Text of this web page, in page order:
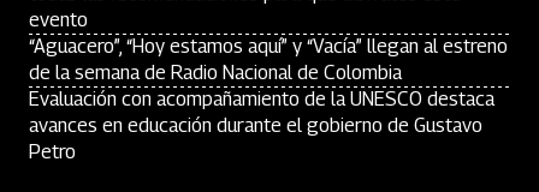
evento
“Aguacero”, “Hoy estamos aquí” y “Vacía” llegan al estreno
de la semana de Radio Nacional de Colombia
Evaluación con acompañamiento de la UNESCO destaca
avances en educación durante el gobierno de Gustavo
Petro